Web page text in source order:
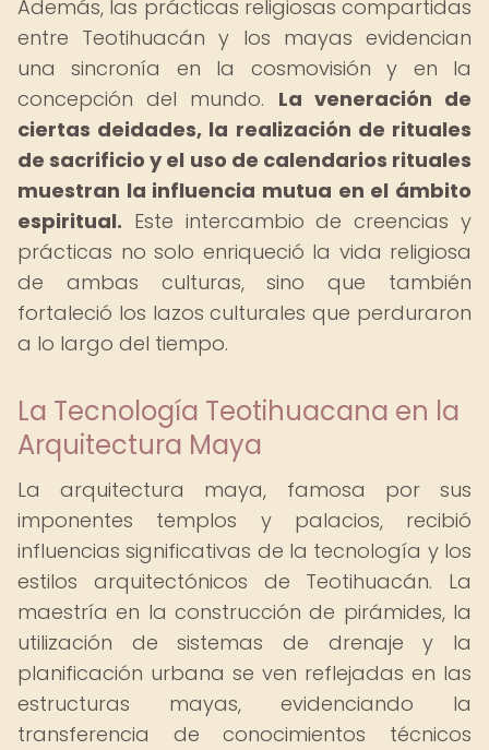
Además, las prácticas religiosas compartidas
entre Teotihuacán y los mayas evidencian
una sincronía en la cosmovisión y en la
concepción del mundo. La veneración de
ciertas deidades, la realización de rituales
de sacrificio y el uso de calendarios rituales
muestran la influencia mutua en el ámbito
espiritual. Este intercambio de creencias y
prácticas no solo enriqueció la vida religiosa
de ambas culturas, sino que también
fortaleció los lazos culturales que perduraron
a lo largo del tiempo.
La Tecnología Teotihuacana en la
Arquitectura Maya
La arquitectura maya, famosa por sus
imponentes templos y palacios, recibió
influencias significativas de la tecnología y los
estilos arquitectónicos de Teotihuacán. La
maestría en la construcción de pirámides, la
utilización de sistemas de drenaje y la
planificación urbana se ven reflejadas en las
estructuras mayas, evidenciando la
transferencia de conocimientos técnicos